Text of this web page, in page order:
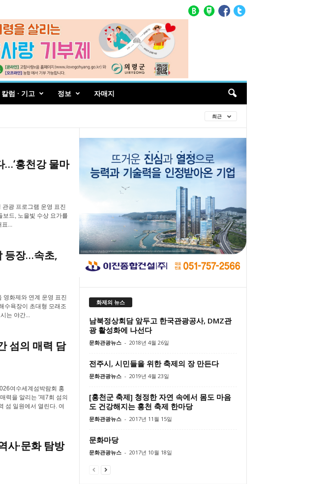
칼럼 · 기고 정보 자매지
최근
…‘홍천강 물마
광 프로그램 운영 표진
드, 노을빛 수상 요가를
...
등장…속초,
영화제와 연계 운영 표진
수욕장이 초대형 모래조
는 야간...
섬의 매력 담
여수세계섬박람회 홍
력을 알리는 '제7회 섬의
섬 일원에서 열린다. 여
사·문화 탐방
화제의 뉴스
남북정상회담 앞두고 한국관광공사, DMZ관
광 활성화에 나선다
문화관광뉴스 - 2018년 4월 26일
전주시, 시민들을 위한 축제의 장 만든다
문화관광뉴스 - 2019년 4월 23일
[홍천군 축제] 청정한 자연 속에서 몸도 마음
도 건강해지는 홍천 축제 한마당
문화관광뉴스 - 2017년 11월 15일
문화마당
문화관광뉴스 - 2017년 10월 18일